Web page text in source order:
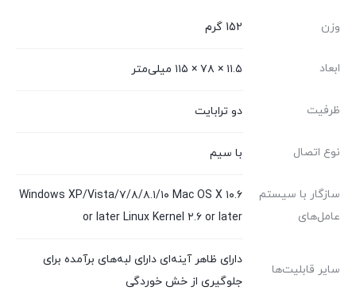
وزن 152 گرم
ابعاد ۱۱.۵ × ۷۸ × ۱۱۵ میلی‌متر
ظرفیت دو ترابایت
نوع اتصال با سیم
سازگار با سیستم‌
عامل‌های
Windows XP/Vista/۷/۸/۸.۱/۱۰ Mac OS X ۱۰.۶
or later Linux Kernel ۲.۶ or later
سایر قابلیت‌ها
دارای ظاهر آینه‌ای دارای لبه‌های برآمده برای
جلوگیری از خش خوردگی